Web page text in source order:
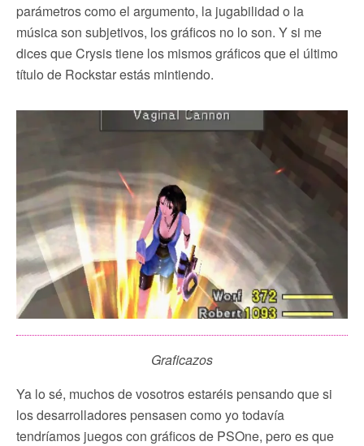
parámetros como el argumento, la jugabilidad o la
música son subjetivos, los gráficos no lo son. Y si me
dices que Crysis tiene los mismos gráficos que el último
título de Rockstar estás mintiendo.
Graficazos
Ya lo sé, muchos de vosotros estaréis pensando que si
los desarrolladores pensasen como yo todavía
tendríamos juegos con gráficos de PSOne, pero es que